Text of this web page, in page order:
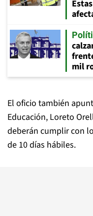
mil
El oficio también
Educación, Loreto
deberán cumplir con
de 10 días hábiles.